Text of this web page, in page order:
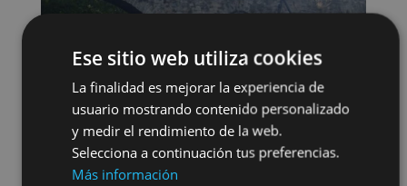
Ese sitio web utiliza cookies
La finalidad es mejorar la experiencia de
usuario mostrando contenido personalizado
y medir el rendimiento de la web.
Selecciona a continuación tus preferencias.
Más información